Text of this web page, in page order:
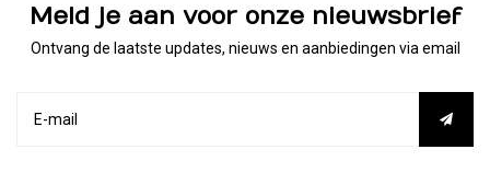
Meld je aan voor onze nieuwsbrief
Ontvang de laatste updates, nieuws en aanbiedingen via email